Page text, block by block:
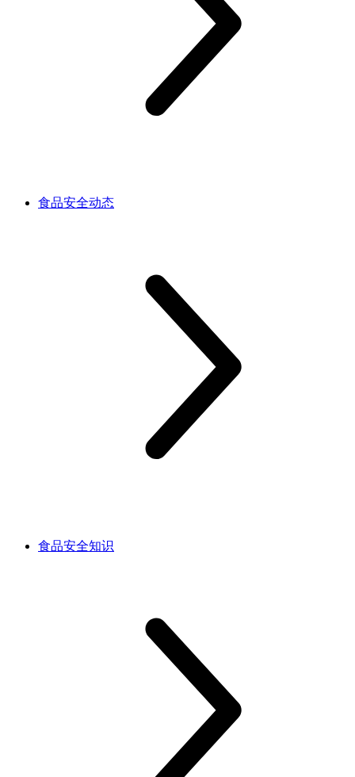
食品安全动态
食品安全知识